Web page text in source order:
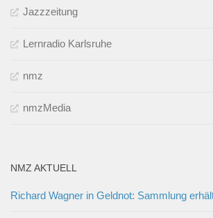
Jazzzeitung
Lernradio Karlsruhe
nmz
nmzMedia
NMZ AKTUELL
Richard Wagner in Geldnot: Sammlung